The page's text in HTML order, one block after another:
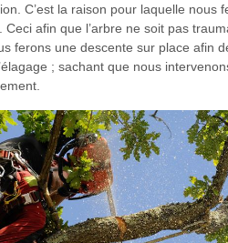
C’est la raison pour laquelle
Ceci afin que l’arbre ne soit pas
ferons une descente sur place afin
; sachant que nous